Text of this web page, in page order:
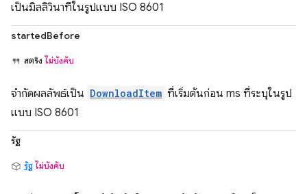
เป็นมิลลิวินาทีในรูปแบบ ISO 8601
startedBefore
สตริง ไม่บังคับ
จำกัดผลลัพธ์เป็น DownloadItem ที่เริ่มต้นก่อน ms ที่ระบุในรูป
แบบ ISO 8601
รัฐ
รัฐ ไม่บังคับ